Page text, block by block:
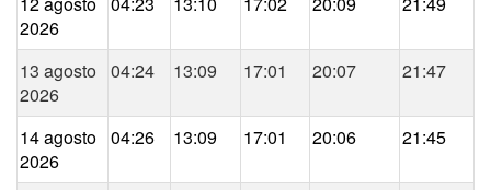
2026
13 agosto
2026
04:24 13:09 17:01 20:07 21:47
14 agosto
2026
04:26 13:09 17:01 20:06 21:45